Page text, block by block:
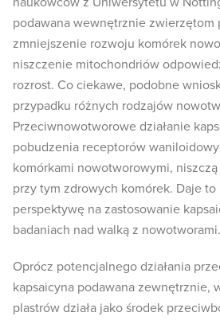
podawana wewnętrznie zwierzętom
zmniejszenie rozwoju komórek
niszczenie mitochondriów
rozrost. Co ciekawe, podobne
przypadku różnych rodzajów
Przeciwnowotworowe działanie
pobudzenia receptorów
komórkami nowotworowymi,
przy tym zdrowych komórek. Daje
perspektywę na zastosowanie
badaniach nad walką z nowotworami.
Oprócz potencjalnego działania
kapsaicyna podawana zewnętrznie,
plastrów działa jako środek